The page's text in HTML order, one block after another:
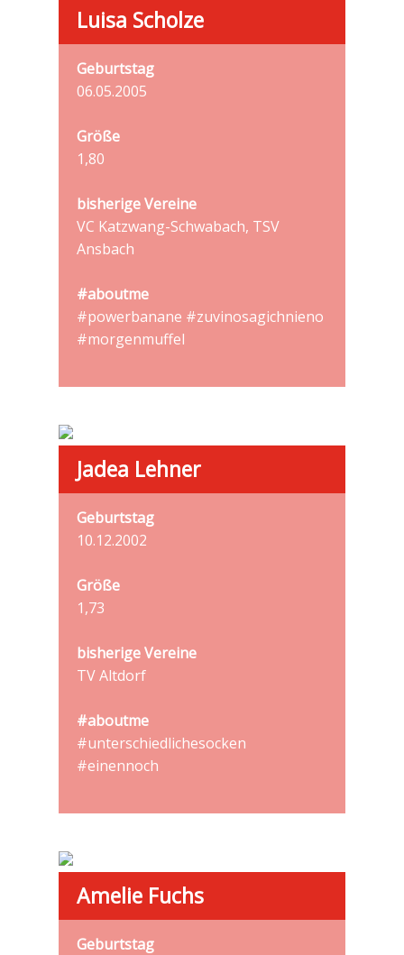
Luisa Scholze
Geburtstag
06.05.2005
Größe
1,80
bisherige Vereine
VC Katzwang-Schwabach, TSV
Ansbach
#aboutme
#powerbanane #zuvinosagichnieno
#morgenmuffel
Jadea Lehner
Geburtstag
10.12.2002
Größe
1,73
bisherige Vereine
TV Altdorf
#aboutme
#unterschiedlichesocken
#einennoch
Amelie Fuchs
Geburtstag